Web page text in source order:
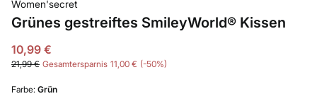
Women'secret
Grünes gestreiftes SmileyWorld® Kissen
10,99 €
21,99 € Gesamtersparnis 11,00 € 50
Farbe: Grün